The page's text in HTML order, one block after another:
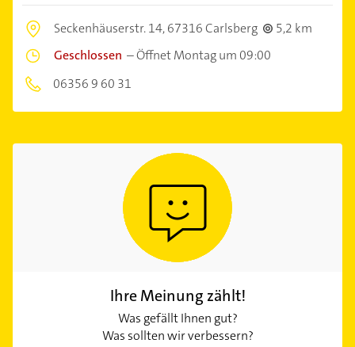
Seckenhäuserstr. 14,67316 Carlsberg
5,2 km
Geschlossen –Öffnet Montag um 09:00
06356 9 60 31
Ihre Meinung zählt!
Was gefällt Ihnen gut?
Was sollten wir verbessern?